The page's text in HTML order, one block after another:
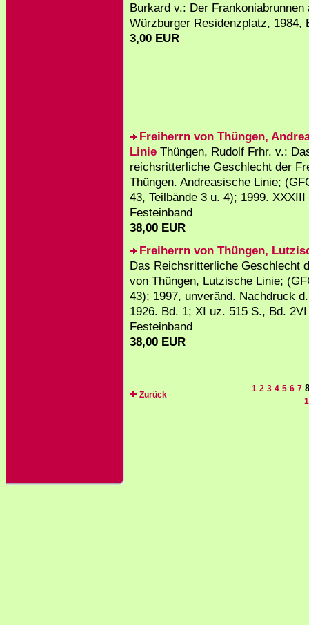
Burkard v.: Der Frankoniabrunnen
Würzburger Residenzplatz, 1984,
3,00 EUR
Freiherrn von Thüngen,
Linie Thüngen, Rudolf Frhr. v.:
reichsritterliche Geschlecht der
Thüngen. Andreasische Linie;
43, Teilbände 3 u. 4); 1999.
Festeinband
38,00 EUR
Freiherrn von Thüngen,
Das Reichsritterliche Geschlecht
von Thüngen, Lutzische Linie;
43); 1997, unveränd. Nachdruck
1926. Bd. 1; XI uz. 515 S., Bd.
Festeinband
38,00 EUR
Zurück
1 2 3 4 5 6 7 8